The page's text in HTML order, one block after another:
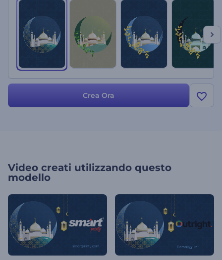
Crea Ora
Video creati utilizzando questo
modello